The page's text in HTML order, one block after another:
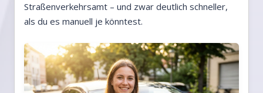
Straßenverkehrsamt – und zwar deutlich schneller,
als du es manuell je könntest.